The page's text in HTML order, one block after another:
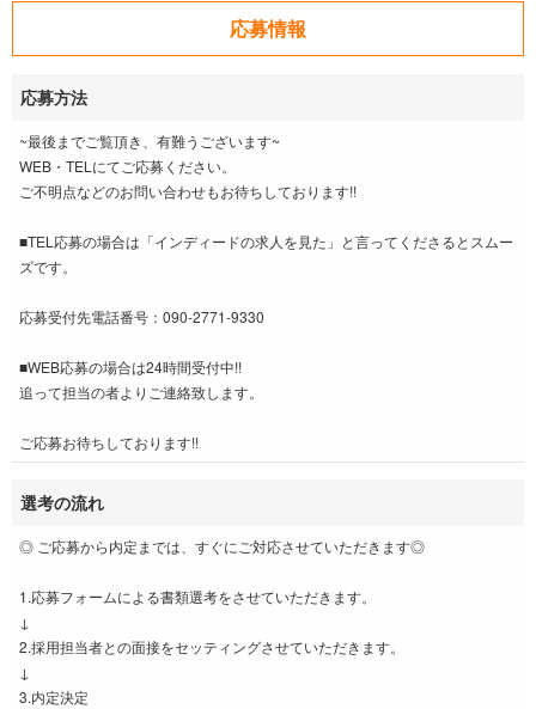
応募情報
応募方法
~最後までご覧頂き、有難うございます~
WEB・TELにてご応募ください。
ご不明点などのお問い合わせもお待ちしております!!
■TEL応募の場合は「インディードの求人を見た」と言ってくださるとスムー
ズです。
応募受付先電話番号：090-2771-9330
■WEB応募の場合は24時間受付中!!
追って担当の者よりご連絡致します。
ご応募お待ちしております!!
選考の流れ
◎ ご応募から内定までは、すぐにご対応させていただきます◎
1.応募フォームによる書類選考をさせていただきます。
↓
2.採用担当者との面接をセッティングさせていただきます。
↓
3.内定決定